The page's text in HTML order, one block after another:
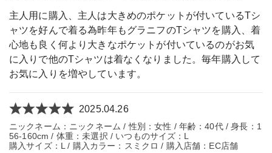
主人用に購入、主人は大きめのポケットが付いているTシ
ャツを好んで着る為昨年もグラニフのTシャツを購入、着
心地も良く何より大きなポケットが付いているのがお気
に入りで他のTシャツは着なくなりました。毎年購入して
お気に入りを増やしています。
2025.04.26
ニックネーム：ニックネーム / 性別：女性 / 年齢：40代 / 身長：1
56-160cm / 体重：未選択 / いつものサイズ：L
購入サイズ：L / 購入カラー：スミクロ / 購入店舗：EC店舗